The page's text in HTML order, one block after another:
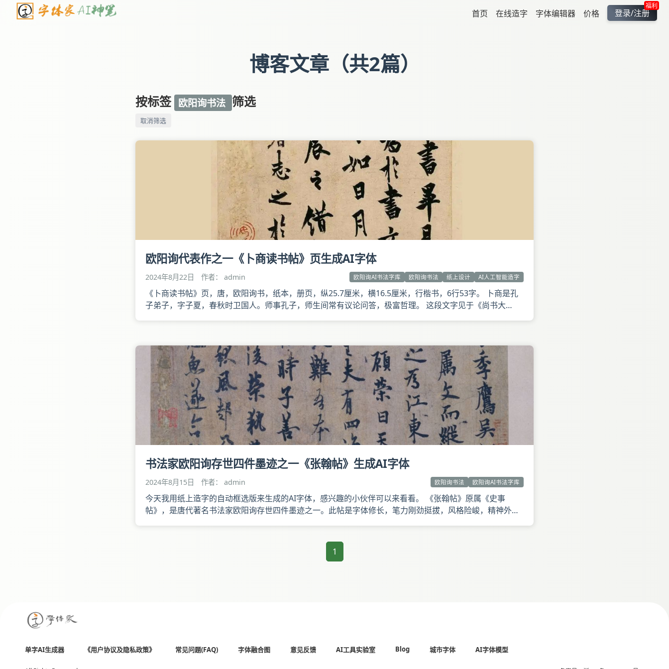
首页 在线造字 字体编辑器 价格
福利
登录/注册
博客文章（共2篇）
按标签 欧阳询书法 筛选
取消筛选
欧阳询代表作之一《卜商读书帖》页生成AI字体
2024年8月22日 作者： admin 欧阳询AI书法字库 欧阳询书法 纸上设计 AI人工智能造字
《卜商读书帖》页，唐，欧阳询书，纸本，册页，纵25.7厘米，横16.5厘米，行楷书，6行53字。 卜商是孔
子弟子，字子夏，春秋时卫国人。师事孔子，师生间常有议论问答，极富哲理。 这段文字见于《尚书大
书法家欧阳询存世四件墨迹之一《张翰帖》生成AI字体
2024年8月15日 作者： admin 欧阳询书法 欧阳询AI书法字库
今天我用纸上造字的自动框选版来生成的AI字体，感兴趣的小伙伴可以来看看。 《张翰帖》原属《史事
帖》，是唐代著名书法家欧阳询存世四件墨迹之一。此帖是字体修长，笔力刚劲挺拔，风格险峻，精神外
1
单字AI生成器 《用户协议及隐私政策》 常见问题(FAQ) 字体融合图 意见反馈 AI工具实验室 Blog 城市字体 AI字体模型